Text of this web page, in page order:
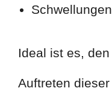
Schwellungen
Ideal ist es,
Auftreten